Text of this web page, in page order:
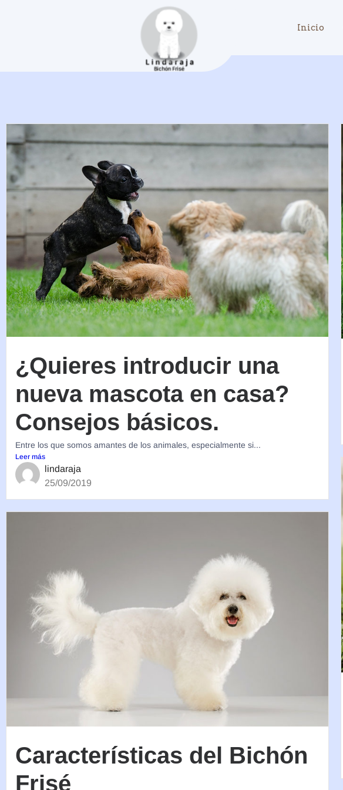
Inicio
¿Quieres introducir una
nueva mascota en casa?
Consejos básicos.
Entre los que somos amantes de los animales, especialmente si...
Leer más
lindaraja
25/09/2019
Características del Bichón
Frisé